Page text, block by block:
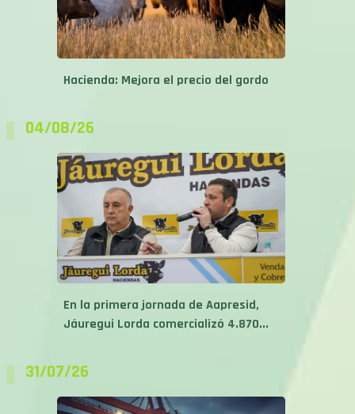
Hacienda: Mejora el precio del gordo
04/08/26
En la primera jornada de Aapresid,
Jáuregui Lorda comercializó 4.870...
31/07/26